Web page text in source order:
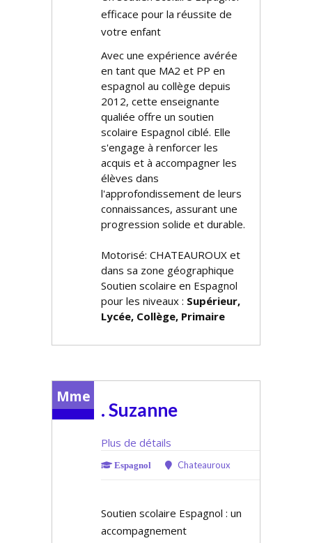
efficace pour la réussite de
votre enfant
Avec une expérience avérée
en tant que MA2 et PP en
espagnol au collège depuis
2012, cette enseignante
qualifiée offre un soutien
scolaire Espagnol ciblé. Elle
s'engage à renforcer les
acquis et à accompagner les
élèves dans
l'approfondissement de leurs
connaissances, assurant une
progression solide et durable.
Motorisé: CHATEAUROUX et
dans sa zone géographique
Soutien scolaire en Espagnol
pour les niveaux : Supérieur,
Lycée, Collège, Primaire
Mme
. Suzanne
Plus de détails
Espagnol Chateauroux
Soutien scolaire Espagnol : un
accompagnement